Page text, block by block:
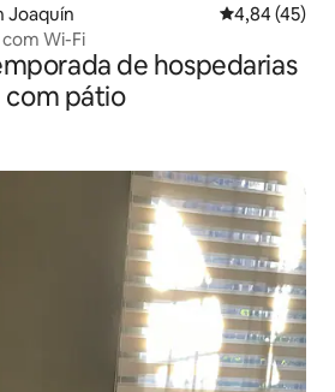
Joaquín 4,84 de uma
4,84 (45)
Wi-Fi
de hospedarias
com pátio